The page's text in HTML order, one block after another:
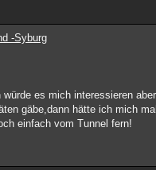
-Syburg
würde es mich interessieren
gäbe,dann hätte ich mich
einfach vom Tunnel fern!